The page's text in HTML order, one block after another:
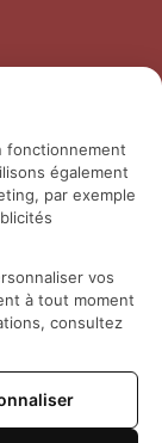
fonctionnement
également
par exemple
vos
à tout moment
consultez